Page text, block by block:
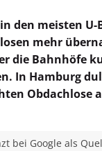
den meisten
mehr
die Bahnhöfe
In Hamburg
Obdachlose
bei Google als